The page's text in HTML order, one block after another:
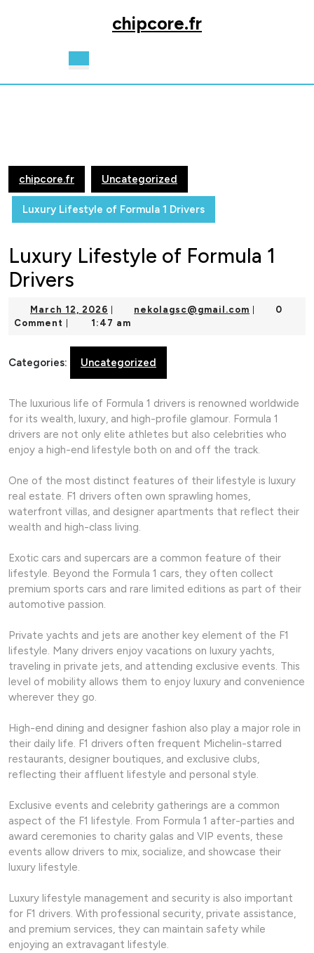
chipcore.fr
chipcore.fr Uncategorized
Luxury Lifestyle of Formula 1 Drivers
Luxury Lifestyle of Formula 1
Drivers
March 12, 2026 March
12,
nekolagsc@gmail.com
0
Comment
1:47 am
Categories: Uncategorized
The luxurious life of Formula 1 drivers is renowned worldwide
for its wealth, luxury, and high-profile glamour. Formula 1
drivers are not only elite athletes but also celebrities who
enjoy a high-end lifestyle both on and off the track.
One of the most distinct features of their lifestyle is luxury
real estate. F1 drivers often own sprawling homes,
waterfront villas, and designer apartments that reflect their
wealth and high-class living.
Exotic cars and supercars are a common feature of their
lifestyle. Beyond the Formula 1 cars, they often collect
premium sports cars and rare limited editions as part of their
automotive passion.
Private yachts and jets are another key element of the F1
lifestyle. Many drivers enjoy vacations on luxury yachts,
traveling in private jets, and attending exclusive events. This
level of mobility allows them to enjoy luxury and convenience
wherever they go.
High-end dining and designer fashion also play a major role in
their daily life. F1 drivers often frequent Michelin-starred
restaurants, designer boutiques, and exclusive clubs,
reflecting their affluent lifestyle and personal style.
Exclusive events and celebrity gatherings are a common
aspect of the F1 lifestyle. From Formula 1 after-parties and
award ceremonies to charity galas and VIP events, these
events allow drivers to mix, socialize, and showcase their
luxury lifestyle.
Luxury lifestyle management and security is also important
for F1 drivers. With professional security, private assistance,
and premium services, they can maintain safety while
enjoying an extravagant lifestyle.